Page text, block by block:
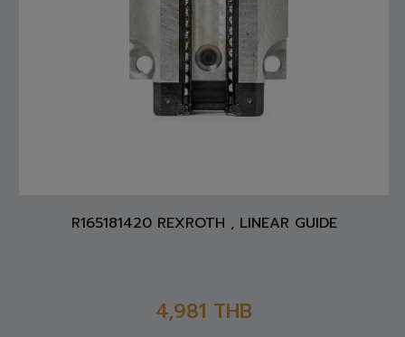
R165181420 REXROTH , LINEAR GUIDE
4,981 THB